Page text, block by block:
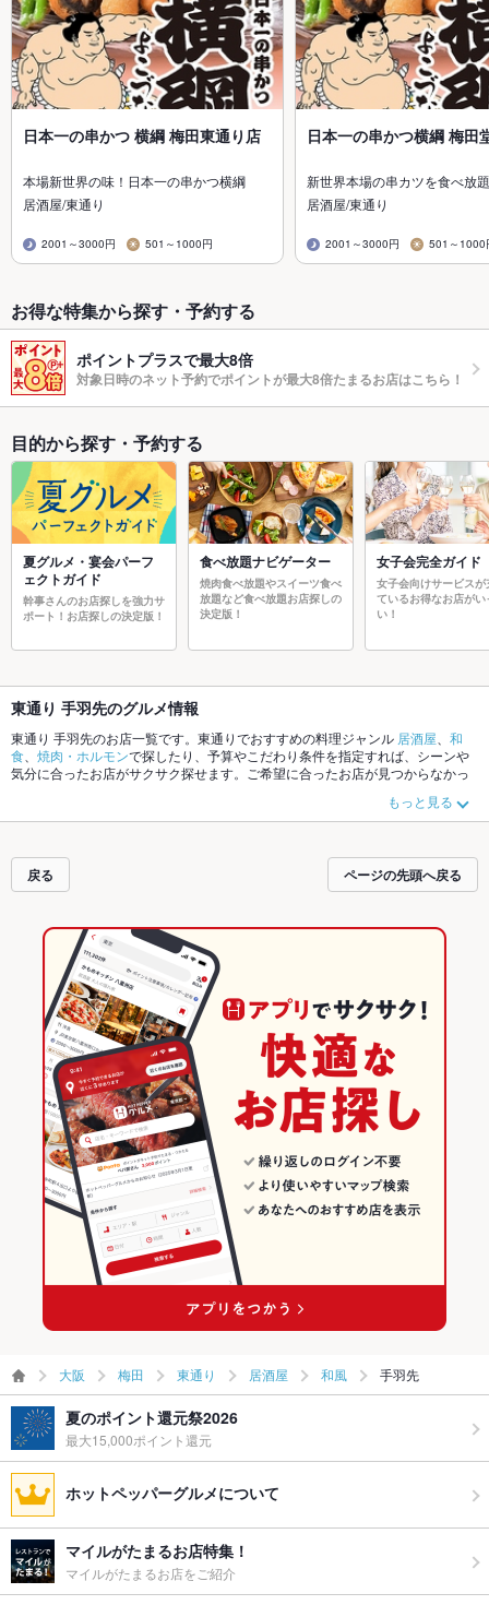
日本一の串かつ 横綱 梅田東通り店
本場新世界の味！日本一の串かつ横綱
居酒屋/東通り
2001～3000円 501～1000円
日本一の串かつ横綱 梅田
新世界本場の串カツを食べ放
居酒屋/東通り
2001～3000円 501～1000
お得な特集から探す・予約する
ポイントプラスで最大8倍
対象日時のネット予約でポイントが最大8倍たまるお店はこちら！
目的から探す・予約する
夏グルメ・宴会パーフ
ェクトガイド
幹事さんのお店探しを強力サ
ポート！お店探しの決定版！
食べ放題ナビゲーター
焼肉食べ放題やスイーツ食べ
放題など食べ放題お店探しの
決定版！
女子会完全ガイド
女子会向けサービスが
ているお得なお店がい
い！
東通り 手羽先のグルメ情報
東通り 手羽先のお店一覧です。東通りでおすすめの料理ジャンル 居酒屋
和
食
焼肉・ホルモンで探したり、予算やこだわり条件を指定すれば、シーンや
気分に合ったお店がサクサク探せます。ご希望に合ったお店が見つからなかっ
みてください。ホットペッパーグルメなら、お得なクーポンはもちろん、こだ
わりメニューからあげ、お茶漬け、串かつや季節のおすすめ料理など、お店の
えるお店も拡大中です。友達どうしの飲み会にも、会社の宴会にも、デートや
パーティーにもお得に便利にホットペッパーグルメをご利用ください。
もっと見る
戻る ページの先頭へ戻る
大阪 梅田 東通り 居酒屋 和風 手羽先
夏のポイント還元祭2026
最大15,000ポイント還元
ホットペッパーグルメについて
マイルがたまるお店特集！
マイルがたまるお店をご紹介